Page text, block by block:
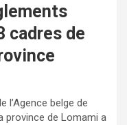
cadres de
l’Agence belge de
province de Lomami a